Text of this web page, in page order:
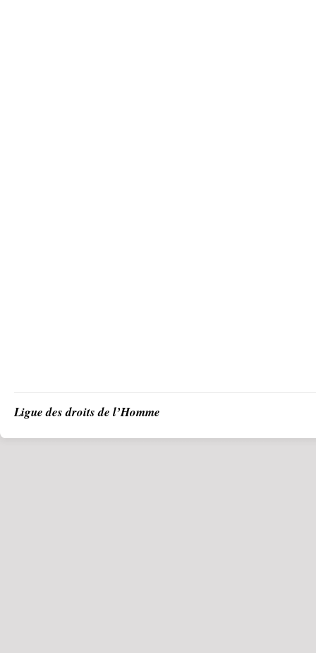
Ligue des droits de l’Homme